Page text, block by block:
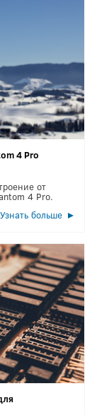
4 Pro
от
4 Pro.
Узнать больше